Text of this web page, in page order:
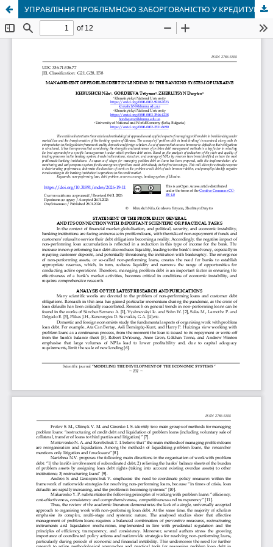
УПРАВЛІННЯ ПРОБЛЕМНОЮ ЗАБОРГОВАНІСТЮ У КРЕДИТУВАННІ В БАНКІВСЬКІЙ СИСТЕМІ УКРАЇНИ